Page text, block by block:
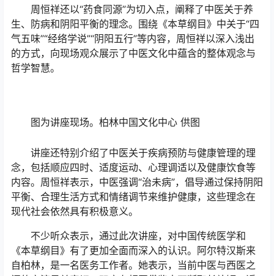
周恒祥还以“药食同源”为切入点，阐释了中医关于养
生、防病和阴阳平衡的理念。围绕《本草纲目》中关于“四
气五味”“经络学说”“阴阳五行”等内容，周恒祥以深入浅出
的方式，向现场观众展示了中医文化中蕴含的整体观念与
哲学智慧。
图为讲座现场。柏林中国文化中心 供图
讲座还特别介绍了中医关于疾病预防与健康管理的理
念，包括顺应四时、适度运动、心理调适以及健康饮食等
内容。周恒祥表示，中医强调“治未病”，倡导通过保持阴阳
平衡、合理生活方式和情绪调节来维护健康，这些理念在
现代社会依然具有积极意义。
不少听众表示，通过此次讲座，对中国传统医学和
《本草纲目》有了更加全面而深入的认识。阿尔特汉斯来
自柏林，是一名医务工作者。她表示，当前中医与西医之